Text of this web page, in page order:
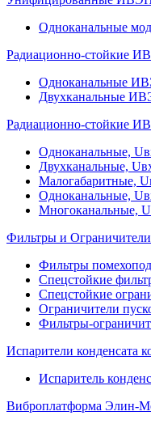
Одноканальные
Радиационно-стойкие
Одноканальные
Двухканальные
Радиационно-стойкие
Одноканальные,
Двухканальные,
Малогабаритные,
Одноканальные,
Многоканальные,
Фильтры и Ограничители
Фильтры
Спецстойкие
Спецстойкие
Ограничители
Фильтры-
Испарители конденсата
Испаритель
Виброплатформа Элин-